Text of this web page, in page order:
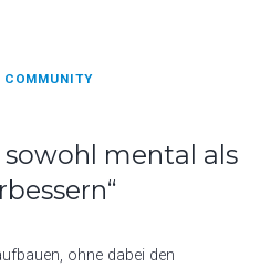
COMMUNITY
mental als
ohne dabei den